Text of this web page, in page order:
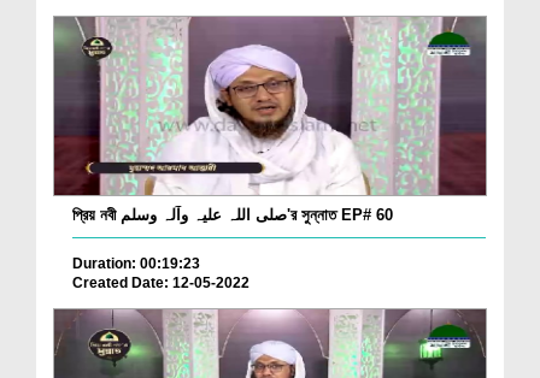
প্রিয় নবী صلی اللہ علیہ وآلہ وسلم'র সুন্নাত EP# 60
Duration: 00:19:23
Created Date: 12-05-2022